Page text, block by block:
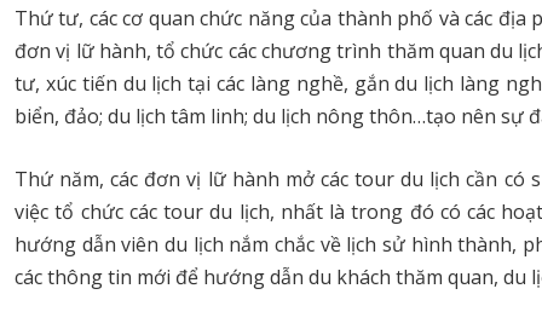
Thứ tư, các cơ quan chức năng của thành phố và các
đơn vị lữ hành, tổ chức các chương trình thăm quan du
tư, xúc tiến du lịch tại các làng nghề, gắn du lịch làng
biển, đảo; du lịch tâm linh; du lịch nông thôn…tạo nên sự
Thứ năm, các đơn vị lữ hành mở các tour du lịch cần
việc tổ chức các tour du lịch, nhất là trong đó có các
hướng dẫn viên du lịch nắm chắc về lịch sử hình thành,
các thông tin mới để hướng dẫn du khách thăm quan, du